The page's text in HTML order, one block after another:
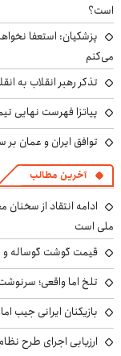
است؟
پزشکیان: استعفا
می‌کنم
تذکر رهبر انقلاب به
پیاتزا فهرست نهایی
توافق ایران و عمان
آخرین مطالب
ادامه انتقاد از
ملی است
قیمت گوشت گوساله و گوسفند
تلخ اما واقعی؛
بازیکنان ایرانی جیب
ارزیابی اجرای طرح